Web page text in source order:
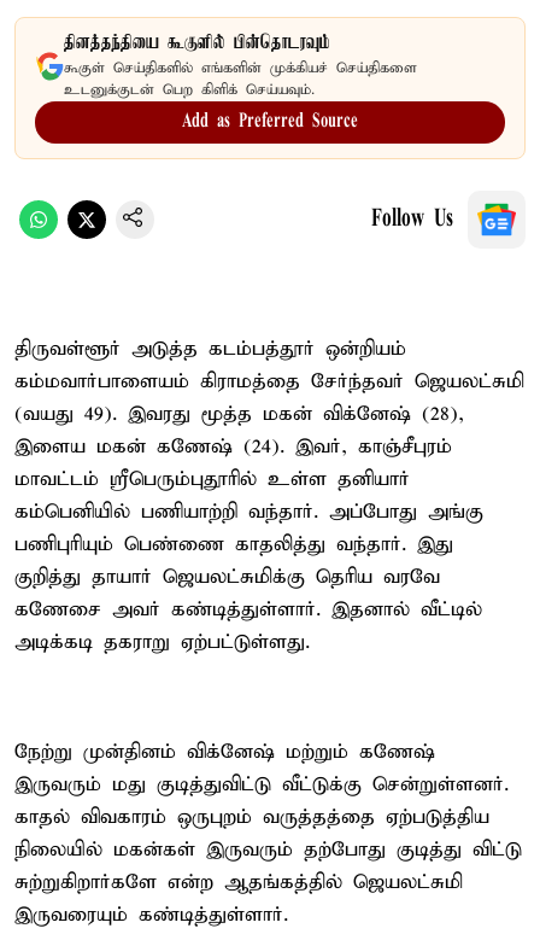
தினத்தந்தியை கூகுளில் பின்தொடரவும்
கூகுள் செய்திகளில் எங்களின் முக்கியச் செய்திகளை
உடனுக்குடன் பெற கிளிக் செய்யவும்.
Add as Preferred Source
Follow Us
திருவள்ளூர் அடுத்த கடம்பத்தூர் ஒன்றியம்
கம்மவார்பாளையம் கிராமத்தை சேர்ந்தவர் ஜெயலட்சுமி
(வயது 49). இவரது மூத்த மகன் விக்னேஷ் (28),
இளைய மகன் கணேஷ் (24). இவர், காஞ்சீபுரம்
மாவட்டம் ஸ்ரீபெரும்புதூரில் உள்ள தனியார்
கம்பெனியில் பணியாற்றி வந்தார். அப்போது அங்கு
பணிபுரியும் பெண்ணை காதலித்து வந்தார். இது
குறித்து தாயார் ஜெயலட்சுமிக்கு தெரிய வரவே
கணேசை அவர் கண்டித்துள்ளார். இதனால் வீட்டில்
அடிக்கடி தகராறு ஏற்பட்டுள்ளது.
நேற்று முன்தினம் விக்னேஷ் மற்றும் கணேஷ்
இருவரும் மது குடித்துவிட்டு வீட்டுக்கு சென்றுள்ளனர்.
காதல் விவகாரம் ஒருபுறம் வருத்தத்தை ஏற்படுத்திய
நிலையில் மகன்கள் இருவரும் தற்போது குடித்து விட்டு
சுற்றுகிறார்களே என்ற ஆதங்கத்தில் ஜெயலட்சுமி
இருவரையும் கண்டித்துள்ளார்.